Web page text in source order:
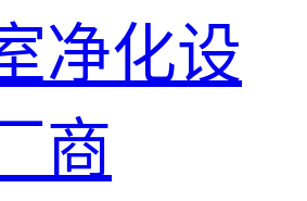
净化设
商